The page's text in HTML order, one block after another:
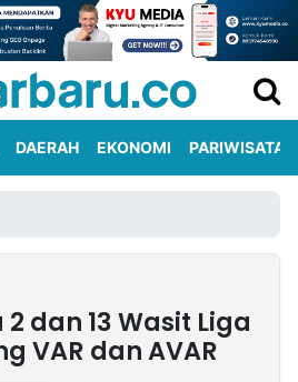
DAERAH EKONOMI PARIWISATA
dan 13 Wasit Liga
VAR dan AVAR